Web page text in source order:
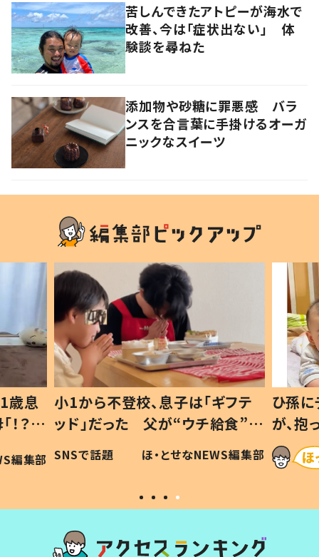
苦しんできたアトピーが海水で
改善、今は「症状出ない」 体
験談を尋ねた
添加物や砂糖に罪悪感 バラ
ンスを合言葉に手掛けるオーガ
ニックなスイーツ
歳息
？」
編集部
小1から不登校、息子は「ギフテ
ッド」だった 父が“ウチ給食”を
作り続ける理由とは #令和の親
#令和の子
SNSで話題 ほ・とせなNEWS編集部
ひ孫
が、
「涙が
い」